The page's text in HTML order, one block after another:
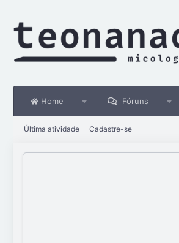
Home Fóruns
Última atividade Cadastre-se